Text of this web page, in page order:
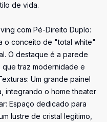
de vida.
com Pé-Direito Duplo:
o conceito de "total white"
O destaque é a parede
traz modernidade e
Um grande painel
integrando o home theater
Espaço dedicado para
lustre de cristal legítimo,